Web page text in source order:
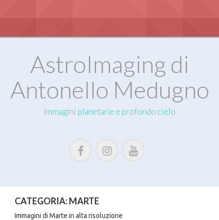
AstroImaging di
Antonello Medugno
Immagini planetarie e profondo cielo
CATEGORIA:MARTE
Immagini di Marte in alta risoluzione